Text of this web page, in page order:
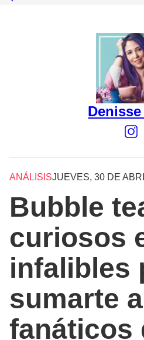
ANÁLISISJUEVES, 30 DE
Bubble
curiosos
infalibles
sumarte
fanáticos